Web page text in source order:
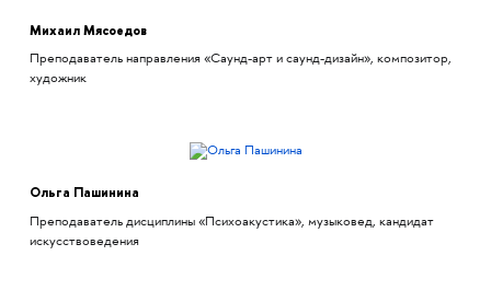
Михаил Мясоедов
Преподаватель направления «Саунд-арт и саунд-дизайн», композитор,
художник
Ольга Пашинина
Преподаватель дисциплины «Психоакустика», музыковед, кандидат
искусствоведения